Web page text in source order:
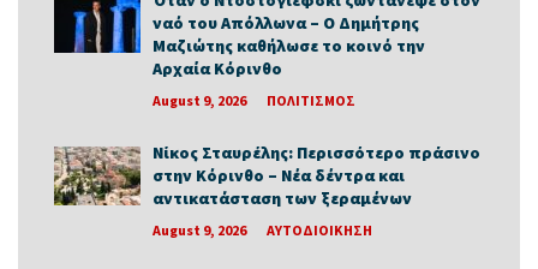
ναό του Απόλλωνα – Ο Δημήτρης
Μαζιώτης καθήλωσε το κοινό την
Αρχαία Κόρινθο
August 9, 2026 ΠΟΛΙΤΙΣΜΟΣ
Νίκος Σταυρέλης: Περισσότερο πράσινο
στην Κόρινθο – Νέα δέντρα και
αντικατάσταση των ξεραμένων
August 9, 2026 ΑΥΤΟΔΙΟΙΚΗΣΗ